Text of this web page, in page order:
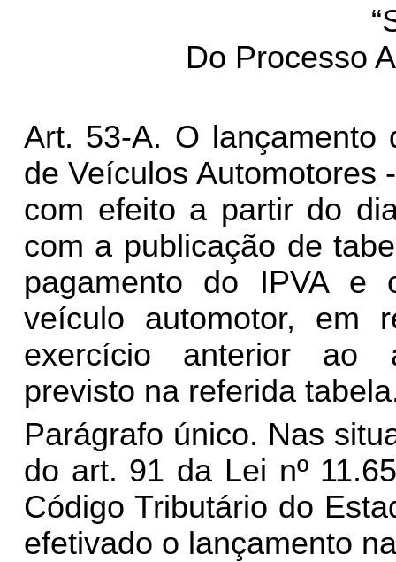
Do Processo
Art. 53-A. O lançamento
de Veículos Automotores
com efeito a partir do
com a publicação de
pagamento do IPVA e
veículo automotor, em
exercício anterior ao
previsto na referida
Parágrafo único. Nas
do art. 91 da Lei nº
Código Tributário do
efetivado o lançamento